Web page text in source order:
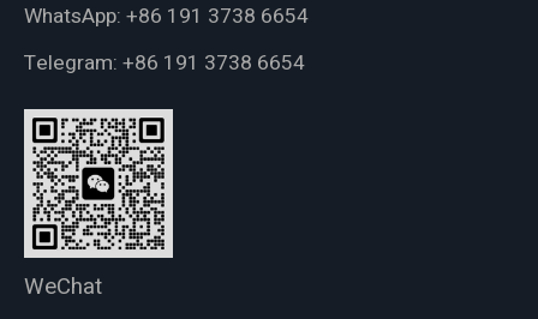
WhatsApp: +86 191 3738 6654
Telegram: +86 191 3738 6654
WeChat